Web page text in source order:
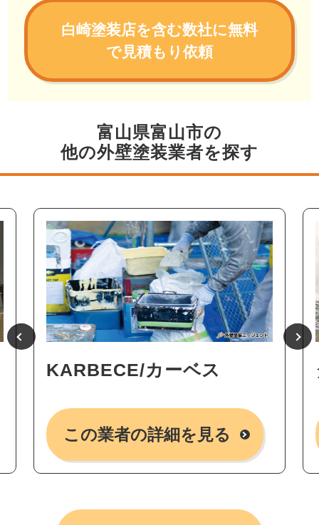
白崎塗装店を含む数社に無料
で見積もり依頼
富山県富山市の
他の外壁塗装業者を探す
KARBECE/カーベス
この業者の詳細を見る